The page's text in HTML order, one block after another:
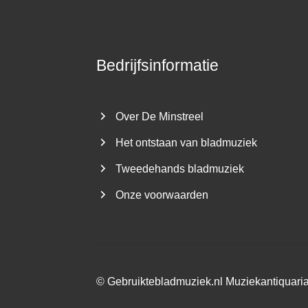
Bedrijfsinformatie
Over De Minstreel
Het ontstaan van bladmuziek
Tweedehands bladmuziek
Onze voorwaarden
©Gebruiktebladmuziek.nl